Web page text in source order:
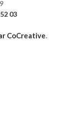
03
CoCreative.